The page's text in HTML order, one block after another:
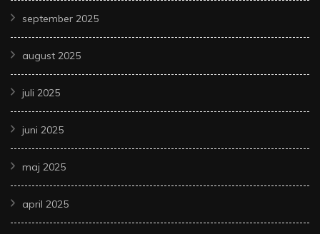
september 2025
august 2025
juli 2025
juni 2025
maj 2025
april 2025